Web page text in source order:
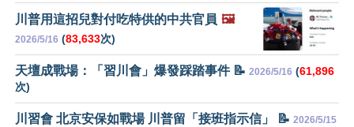
川普用這招兒對付吃特供的中共官員 🖼️
2026/5/16 (83,633次)
天壇成戰場：「習川會」爆發踩踏事件 📝 2026/5/16 (61,896
次)
川習會 北京安保如戰場 川普留「接班指示信」 📝 2026/5/15